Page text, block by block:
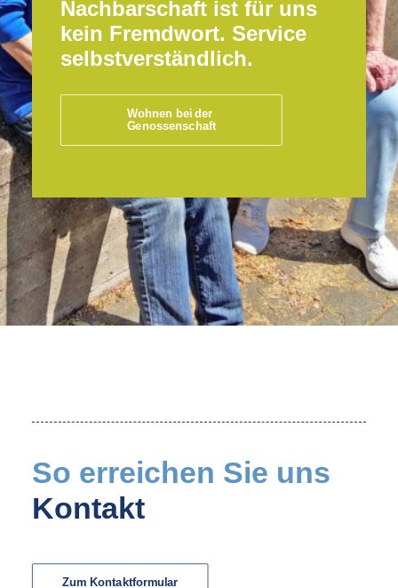
Nachbarschaft ist für uns
kein Fremdwort. Service
selbstverständlich.
Wohnen bei der
Genossenschaft
So erreichen Sie uns
Kontakt
Zum Kontaktformular